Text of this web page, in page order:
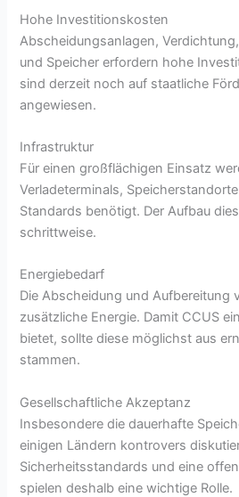
Hohe Investitionskosten
Abscheidungsanlagen,
und Speicher erfordern hohe
sind derzeit noch auf staatliche
angewiesen.
Infrastruktur
Für einen großflächigen Einsatz
Verladeterminals,
Standards benötigt. Der Aufbau
schrittweise.
Energiebedarf
Die Abscheidung und Aufbereitung
zusätzliche Energie. Damit CCUS
bietet, sollte diese möglichst aus
stammen.
Gesellschaftliche Akzeptanz
Insbesondere die dauerhafte
einigen Ländern kontrovers
Sicherheitsstandards und eine
spielen deshalb eine wichtige Rolle.